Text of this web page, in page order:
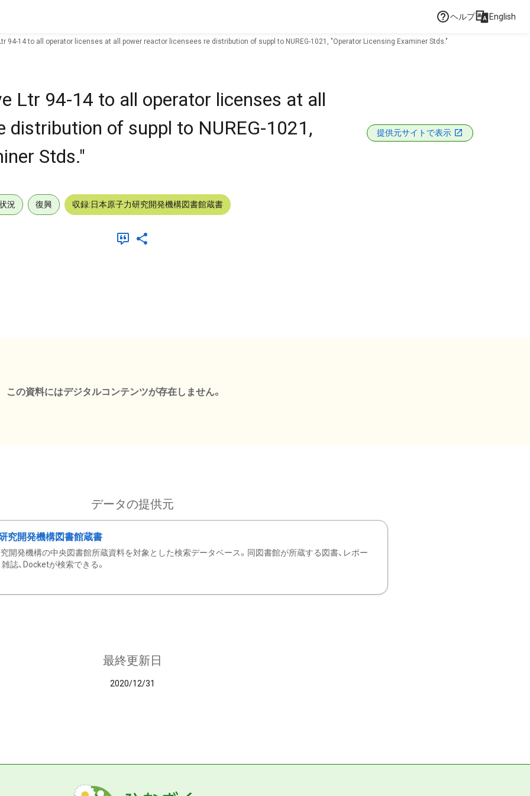
ヘルプ English
94-14 to all operator licenses at all power reactor licensees re distribution of suppl to NUREG-1021, "Operator Licensing Examiner Stds."
Ltr 94-14 to all operator licenses at all
distribution of suppl to NUREG-1021,
Stds."
提供元サイトで表示
況 復興 収録:日本原子力研究開発機構図書館蔵書
この資料にはデジタルコンテンツが存在しません。
データの提供元
究開発機構図書館蔵書
開発機構の中央図書館所蔵資料を対象とした検索データベース。同図書館が所蔵する図書、レポー
雑誌、Docketが検索できる。
最終更新日
2020/12/31